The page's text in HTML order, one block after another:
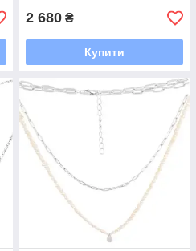
2 680 ₴
Купити